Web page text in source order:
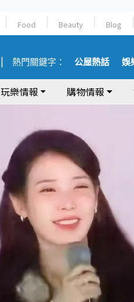
Food Beauty Blog
熱門關鍵字： 公屋熱話 娛
玩樂情報 購物情報